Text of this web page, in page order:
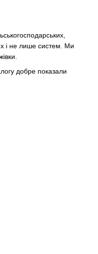
і не лише систем. Ми
добре показали